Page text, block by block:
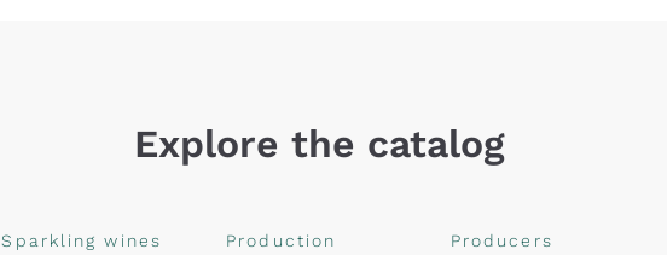
Explore the catalog
Sparkling wines
Production
Producers